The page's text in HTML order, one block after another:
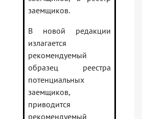
заемщиков.
В новой редакции
излагается
рекомендуемый
образец реестра
потенциальных
заемщиков,
приводится
рекомендуемый